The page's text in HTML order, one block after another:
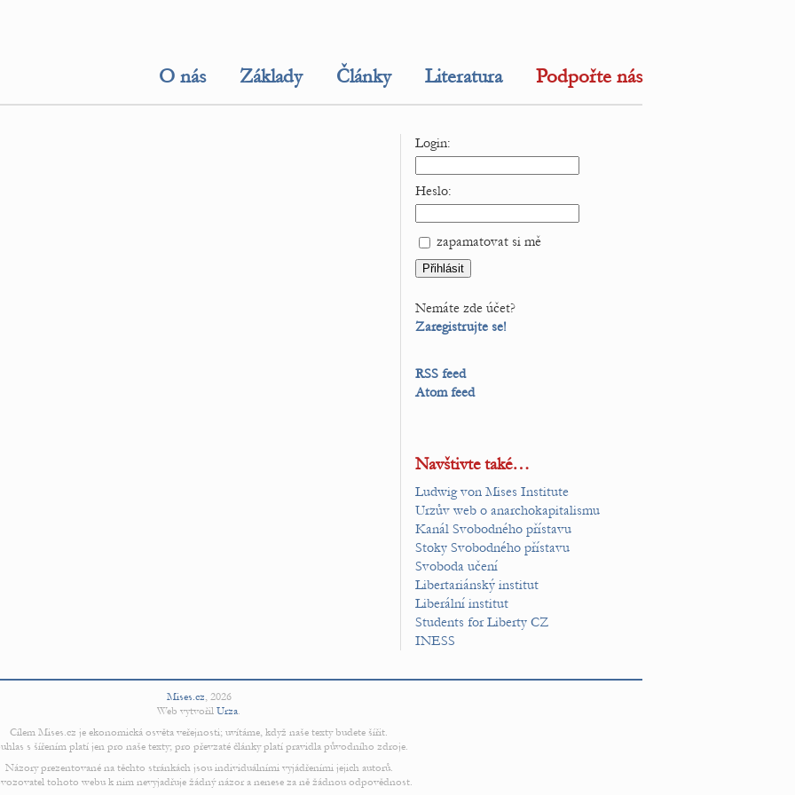
O nás Základy Články Literatura Podpořte nás
Login:
Heslo:
zapamatovat si mě
Nemáte zde účet?
Zaregistrujte se!
RSS feed
Atom feed
Navštivte také…
Ludwig von Mises Institute
Urzův web o anarchokapitalismu
Kanál Svobodného přístavu
Stoky Svobodného přístavu
Svoboda učení
Libertariánský institut
Liberální institut
Students for Liberty CZ
INESS
Mises.cz, 2026
Web vytvořil Urza.
Cílem Mises.cz je ekonomická osvěta veřejnosti; uvítáme, když naše texty budete šířit.
s šířením platí jen pro naše texty; pro převzaté články platí pravidla původního zdroje.
Názory prezentované na těchto stránkách jsou individuálními vyjádřeními jejich autorů.
tohoto webu k nim nevyjadřuje žádný názor a nenese za ně žádnou odpovědnost.